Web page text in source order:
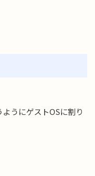
うにゲストOSに割り